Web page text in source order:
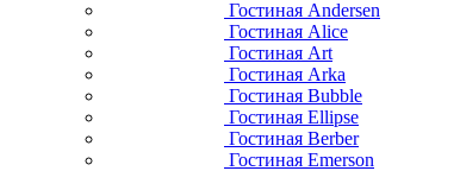
Гостиная Andersen
Гостиная Alice
Гостиная Art
Гостиная Arka
Гостиная Bubble
Гостиная Ellipse
Гостиная Berber
Гостиная Emerson